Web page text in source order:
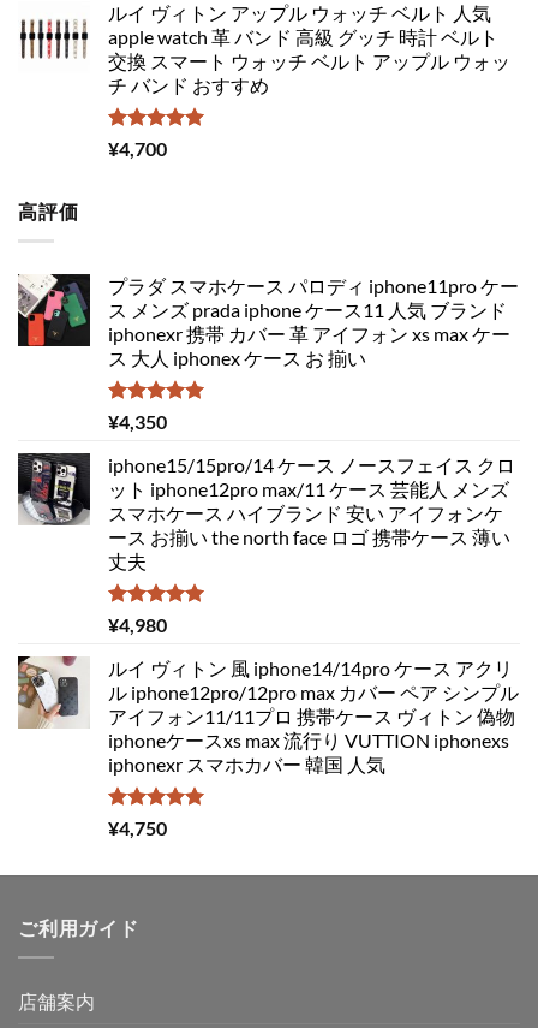
ルイ ヴィトン アップル ウォッチ ベルト 人気
apple watch 革 バンド 高級 グッチ 時計 ベルト
交換 スマート ウォッチ ベルト アップル ウォッ
チ バンド おすすめ
5段階中
5.00
¥4,700
高評価
プラダ スマホケース パロディ iphone11pro ケー
ス メンズ prada iphone ケース11 人気 ブランド
iphonexr 携帯 カバー 革 アイフォン xs max ケー
ス 大人 iphonex ケース お 揃い
5段階中
5.00
¥4,350
iphone15/15pro/14 ケース ノースフェイス クロ
ット iphone12pro max/11 ケース 芸能人 メンズ
スマホケース ハイブランド 安い アイフォンケ
ース お揃い the north face ロゴ 携帯ケース 薄い
丈夫
5段階中
5.00
¥4,980
ルイ ヴィトン 風 iphone14/14pro ケース アクリ
ル iphone12pro/12pro max カバー ペア シンプル
アイフォン11/11プロ 携帯ケース ヴィトン 偽物
iphoneケースxs max 流行り VUTTION iphonexs
iphonexr スマホカバー 韓国 人気
5段階中
5.00
¥4,750
ご利用ガイド
店舗案内